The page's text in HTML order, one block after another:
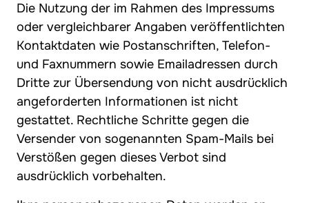
Die Nutzung der im Rahmen des Impressums
oder vergleichbarer Angaben veröffentlichten
Kontaktdaten wie Postanschriften, Telefon-
und Faxnummern sowie Emailadressen durch
Dritte zur Übersendung von nicht ausdrücklich
angeforderten Informationen ist nicht
gestattet. Rechtliche Schritte gegen die
Versender von sogenannten Spam-Mails bei
Verstößen gegen dieses Verbot sind
ausdrücklich vorbehalten.